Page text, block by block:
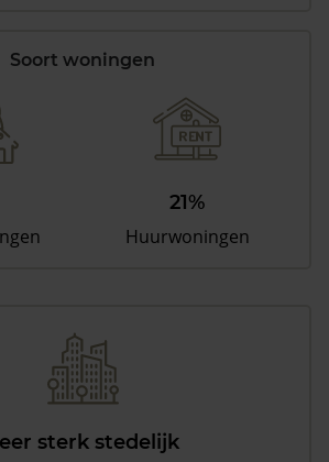
Soort woningen
21%
Huurwoningen
sterk stedelijk